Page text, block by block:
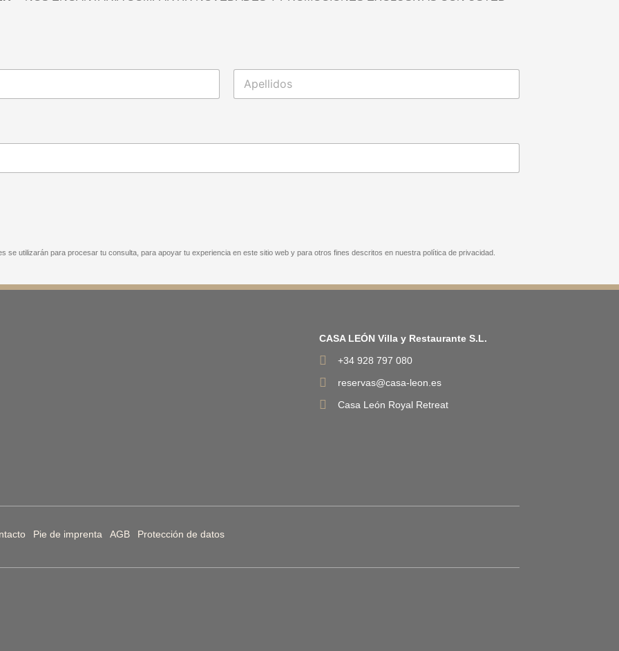
se utilizarán para procesar tu consulta, para apoyar tu experiencia en este sitio web y para otros fines descritos en nuestra política de privacidad.
CASA LEÓN Villa y Restaurante S.L.
+34 928 797 080
reservas@casa-leon.es
Casa León Royal Retreat
Pie de imprenta AGB Protección de datos